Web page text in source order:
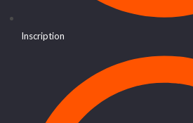
Inscription